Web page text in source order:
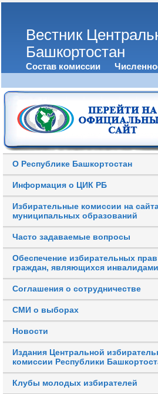
Вестник
Башкортостан
Состав комиссии
О Республике Башкортостан
Информация о ЦИК РБ
Избирательные комиссии на
муниципальных образований
Часто задаваемые вопросы
Обеспечение избирательных прав
граждан, являющихся инвалидами
Соглашения о сотрудничестве
СМИ о выборах
Новости
Издания Центральной
комиссии Республики
Клубы молодых избирателей